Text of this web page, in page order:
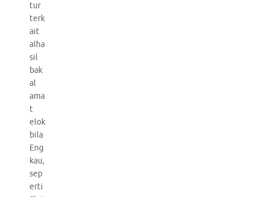
tur
terk
ait
alha
sil
bak
al
ama
t
elok
bila
Eng
kau,
sep
erti